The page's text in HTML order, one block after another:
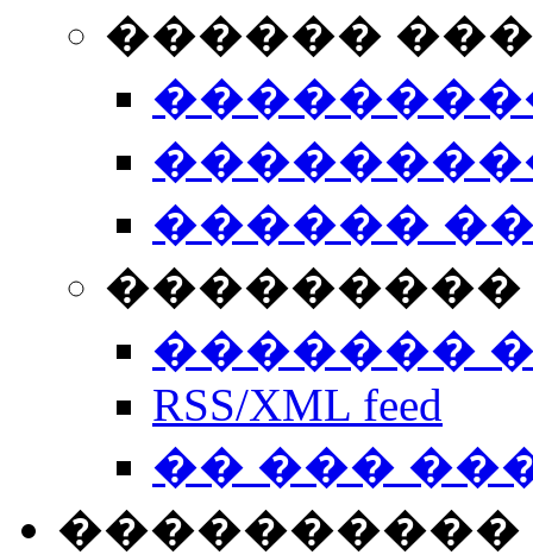
������
������
���������
�������
RSS/XML feed
�� ���
����������